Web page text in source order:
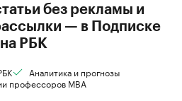
без рекламы и
— в Подписке
на РБК
Аналитика и прогнозы
профессоров MBA